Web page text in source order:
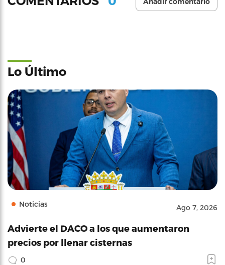
Lo Último
Noticias Ago 7, 2026
Advierte el DACO a los que aumentaron
precios por llenar cisternas
0